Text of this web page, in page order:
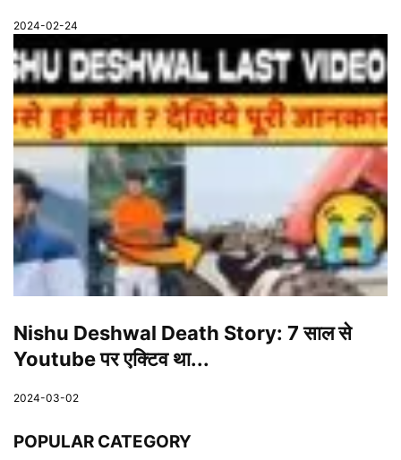
2024-02-24
Nishu Deshwal Death Story: 7 साल से
Youtube पर एक्टिव था...
2024-03-02
POPULAR CATEGORY